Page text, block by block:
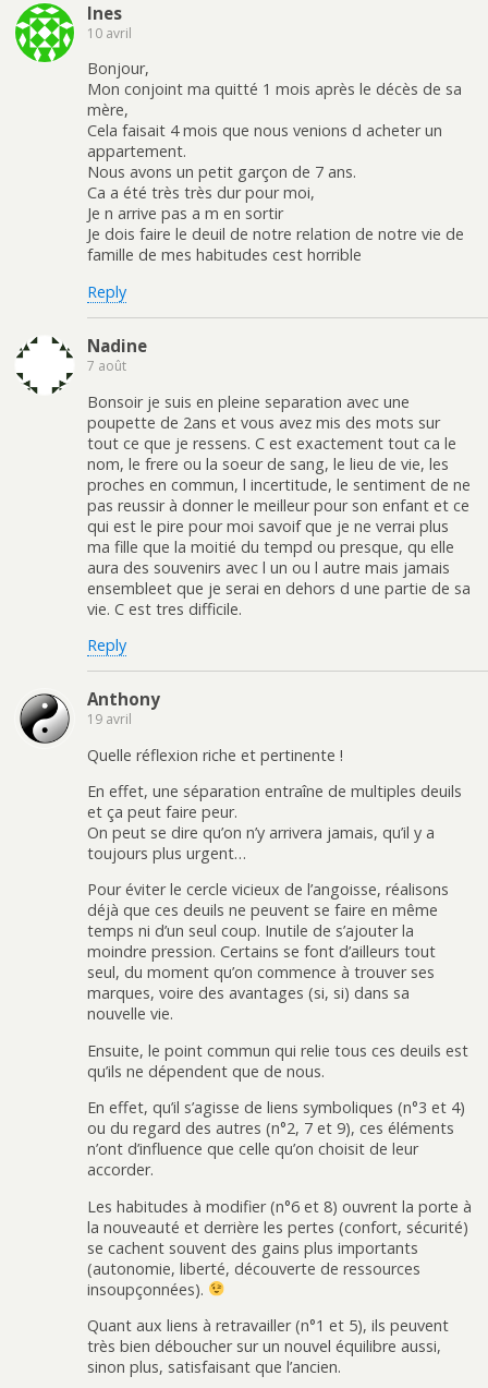
Ines
10 avril
Bonjour,
Mon conjoint ma quitté 1 mois après le décès de sa
mère,
Cela faisait 4 mois que nous venions d acheter un
appartement.
Nous avons un petit garçon de 7 ans.
Ca a été très très dur pour moi,
Je n arrive pas a m en sortir
Je dois faire le deuil de notre relation de notre vie de
famille de mes habitudes cest horrible
Reply
Nadine
7 août
Bonsoir je suis en pleine separation avec une
poupette de 2ans et vous avez mis des mots sur
tout ce que je ressens. C est exactement tout ca le
nom, le frere ou la soeur de sang, le lieu de vie, les
proches en commun, l incertitude, le sentiment de ne
pas reussir à donner le meilleur pour son enfant et ce
qui est le pire pour moi savoif que je ne verrai plus
ma fille que la moitié du tempd ou presque, qu elle
aura des souvenirs avec l un ou l autre mais jamais
ensembleet que je serai en dehors d une partie de sa
vie. C est tres difficile.
Reply
Anthony
19 avril
Quelle réflexion riche et pertinente !
En effet, une séparation entraîne de multiples deuils
et ça peut faire peur.
On peut se dire qu’on n’y arrivera jamais, qu’il y a
toujours plus urgent…
Pour éviter le cercle vicieux de l’angoisse, réalisons
déjà que ces deuils ne peuvent se faire en même
temps ni d’un seul coup. Inutile de s’ajouter la
moindre pression. Certains se font d’ailleurs tout
seul, du moment qu’on commence à trouver ses
marques, voire des avantages (si, si) dans sa
nouvelle vie.
Ensuite, le point commun qui relie tous ces deuils est
qu’ils ne dépendent que de nous.
En effet, qu’il s’agisse de liens symboliques (n°3 et 4)
ou du regard des autres (n°2, 7 et 9), ces éléments
n’ont d’influence que celle qu’on choisit de leur
accorder.
Les habitudes à modifier (n°6 et 8) ouvrent la porte à
la nouveauté et derrière les pertes (confort, sécurité)
se cachent souvent des gains plus importants
(autonomie, liberté, découverte de ressources
insoupçonnées).
Quant aux liens à retravailler (n°1 et 5), ils peuvent
très bien déboucher sur un nouvel équilibre aussi,
sinon plus, satisfaisant que l’ancien.